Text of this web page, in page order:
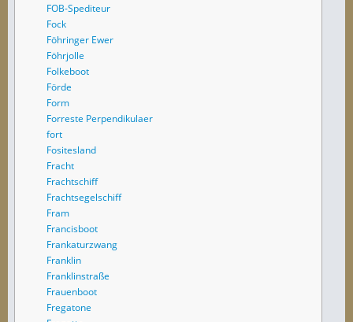
FOB-Spediteur
Fock
Föhringer Ewer
Föhrjolle
Folkeboot
Förde
Form
Forreste Perpendikulaer
fort
Fositesland
Fracht
Frachtschiff
Frachtsegelschiff
Fram
Francisboot
Frankaturzwang
Franklin
Franklinstraße
Frauenboot
Fregatone